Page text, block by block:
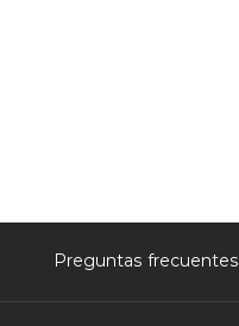
Preguntas frecuentes